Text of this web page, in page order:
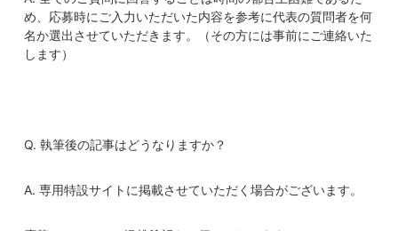
め、応募時にご入力いただいた内容を参考に代表の質問者を何
名か選出させていただきます。（その方には事前にご連絡いた
します）
Q. 執筆後の記事はどうなりますか？
A. 専用特設サイトに掲載させていただく場合がございます。